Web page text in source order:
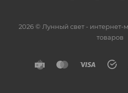
2026 © Лунный свет - интернет-
товаров